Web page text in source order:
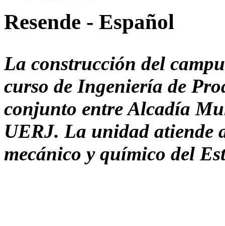
Resende - Español
La construcción del
curso de Ingeniería de
conjunto entre Alcadía
UERJ. La unidad atiende
mecánico y químico del